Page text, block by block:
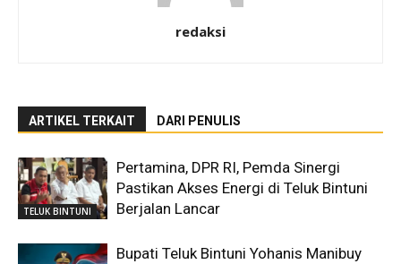
redaksi
ARTIKEL TERKAIT DARI PENULIS
TELUK BINTUNI
Pertamina, DPR RI, Pemda Sinergi
Pastikan Akses Energi di Teluk Bintuni
Berjalan Lancar
Bupati Teluk Bintuni Yohanis Manibuy